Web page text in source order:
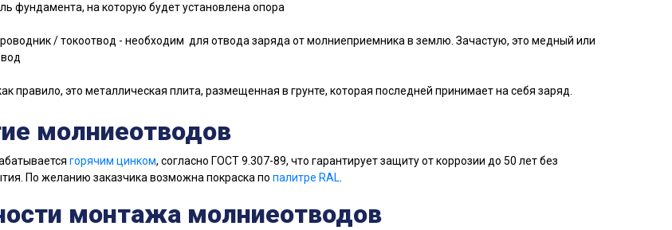
фундамента, на которую будет установлена опора
/ токоотвод - необходим для отвода заряда от молниеприемника в землю. Зачастую, это медный или
правило, это металлическая плита, размещенная в грунте, которая последней принимает на себя заряд.
молниеотводов
горячим цинком, согласно ГОСТ 9.307-89, что гарантирует защиту от коррозии до 50 лет без
По желанию заказчика возможна покраска по палитре RAL
монтажа молниеотводов